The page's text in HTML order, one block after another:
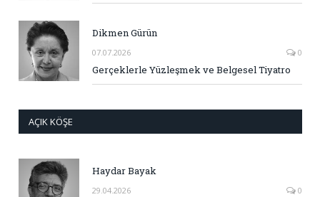
Dikmen Gürün
07.07.2026 0
Gerçeklerle Yüzleşmek ve Belgesel Tiyatro
AÇIK KÖŞE
Haydar Bayak
29.04.2026 0